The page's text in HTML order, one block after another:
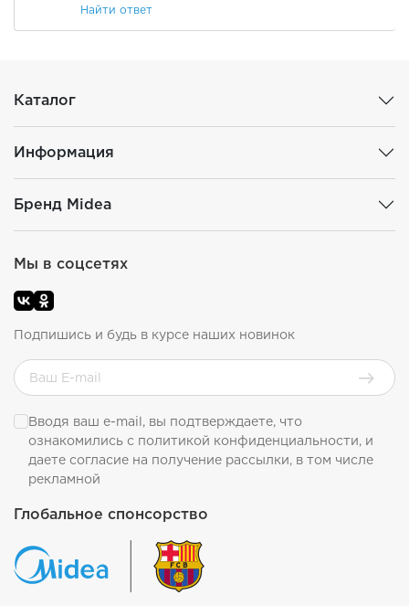
Найти ответ
Каталог
Информация
Бренд Midea
Глобальное спонсорство
Мы в соцсетях
Подпишись и будь в курсе наших новинок
Вводя ваш e-mail, вы подтверждаете, что
ознакомились с политикой конфиденциальности, и
даете согласие на получение рассылки, в том числе
рекламной